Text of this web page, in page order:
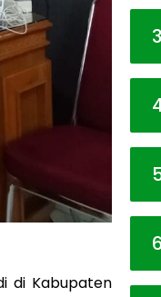
di Kabupaten
3